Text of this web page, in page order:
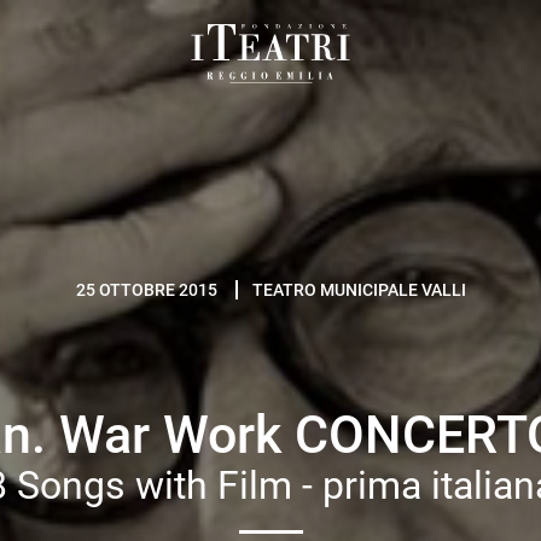
Fondazione
Teatri
Reggio
25 OTTOBRE 2015 TEATRO MUNICIPALE VALLI
War Work
Songs with Film - prima